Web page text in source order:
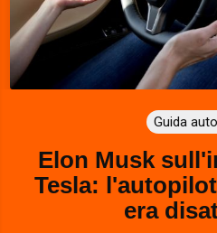
Guida
Elon Musk
Tesla:
era